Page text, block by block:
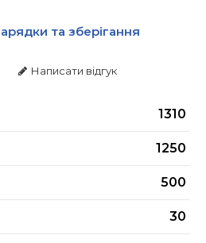
та зберігання
Написати відгук
1310
1250
500
30